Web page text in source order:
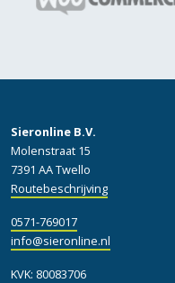
Sieronline B.V.
Molenstraat 15
7391 AA Twello
Routebeschrijving
0571-769017
info@sieronline.nl
KVK: 80083706